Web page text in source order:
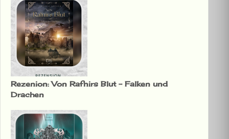
Rezenion: Von Rafnirs Blut – Falken und
Drachen